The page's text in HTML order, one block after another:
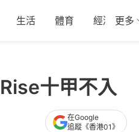
生活 體育 經濟 更多
十甲不入
在Google
追蹤《香港01》